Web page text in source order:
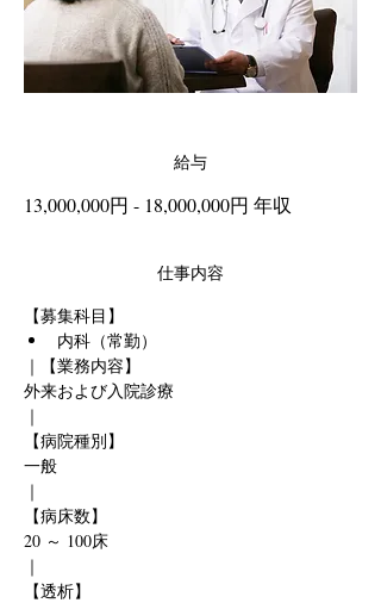
給与
13,000,000円 - 18,000,000円 年収
仕事内容
【募集科目】
内科（常勤）
｜【業務内容】
外来および入院診療
｜
【病院種別】
一般
｜
【病床数】
20 ～ 100床
｜
【透析】